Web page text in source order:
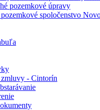
pozemkové úpravy
spoločenstvo
- Cintorín